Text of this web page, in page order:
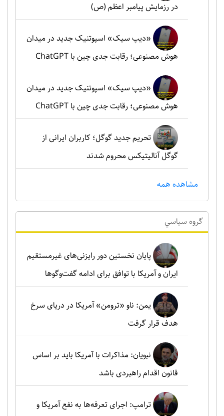
در رزمایش پیامبر اعظم (ص)
«دیپ سیک» اسپوتنیک جدید در میدان
هوش مصنوعی؛ رقابت جدی چین با ChatGPT
«دیپ سیک» اسپوتنیک جدید در میدان
هوش مصنوعی؛ رقابت جدی چین با ChatGPT
تحریم جدید گوگل؛ کاربران ایرانی از
گوگل آنالیتیکس محروم شدند
مشاهده همه
گروه سياسي
پایان نخستین دور رایزنی‌های غیرمستقیم
ایران و آمریکا با توافق برای ادامه گفت‌وگوها
یمن: ناو «ترومن» آمریکا در دریای سرخ
هدف قرار گرفت
نبویان: مذاکرات با آمریکا باید بر اساس
قانون اقدام راهبردی باشد
ترامپ: اجرای تعرفه‌ها به نفع آمریکا و